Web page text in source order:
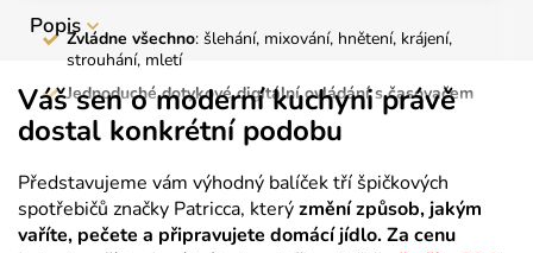
Zvládne všechno: šlehání, mixování, hnětení, krájení,
strouhání, mletí
Jednoduché dotykové digitální ovládání s časovačem
Odolnost a kvalita: celokovová konstrukce
Tichý provoz
Kovové převody
Popis
Váš sen o moderní kuchyni právě
dostal konkrétní podobu
Představujeme vám výhodný balíček tří špičkových
spotřebičů značky Patricca, kterýzmění způsob, jakým
vaříte, pečete a připravujete domácí jídlo. Za cenu